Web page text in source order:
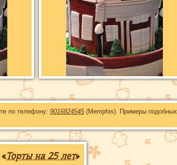
по телефону: 9016824545(Memphis). Примеры подобных
Торты на 25 лет»